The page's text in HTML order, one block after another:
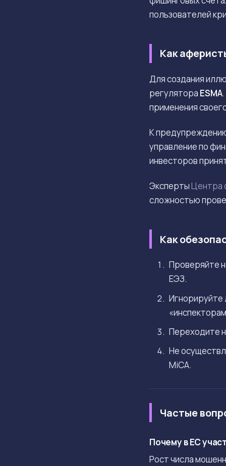
пользователей
Как
Для создания
регулятора ESMA
применения
К
управление по
инвесторов
ЭкспертыЦентра
сложностью
Как
Проверяйте
ЕЭЗ.
Игнорируйте
Переходите
Не
MiCA.
Частые
Почему в ЕС
Рост числа